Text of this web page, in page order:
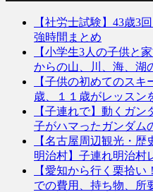
【社労士試験】43歳3
強時間まとめ
【小学生3人の子供と
からの山、川、海、湖
【子供の初めてのス
歳、１１歳がレッスン
【子連れで】動くガ
子がハマったガンダム
【名古屋周辺観光・
明治村】子連れ明治村
【愛知から行く栗拾
での費用、持ち物、所